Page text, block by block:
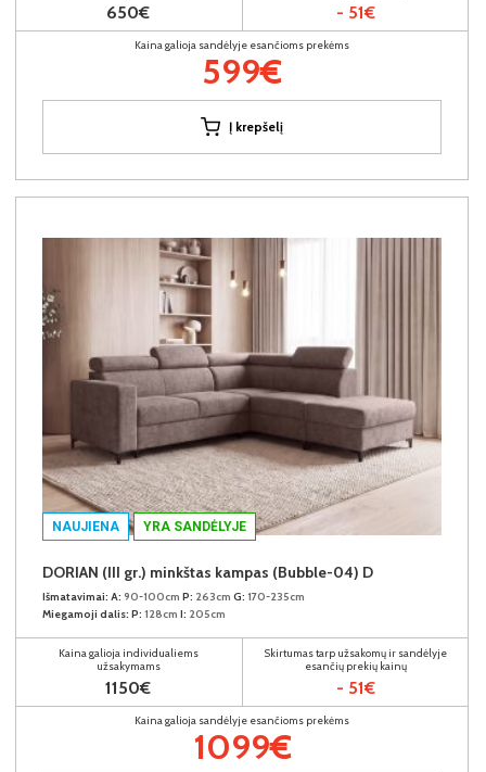
650€ - 51€
Kaina galioja sandėlyje esančioms prekėms
599€
Į krepšelį
NAUJIENA YRA SANDĖLYJE
DORIAN (III gr.) minkštas kampas (Bubble-04) D
Išmatavimai: A: 90-100cm P: 263cm G: 170-235cm
Miegamoji dalis: P: 128cm I: 205cm
Kaina galioja individualiems
užsakymams
1150€
Skirtumas tarp užsakomų ir sandėlyje
esančių prekių kainų
- 51€
Kaina galioja sandėlyje esančioms prekėms
1099€